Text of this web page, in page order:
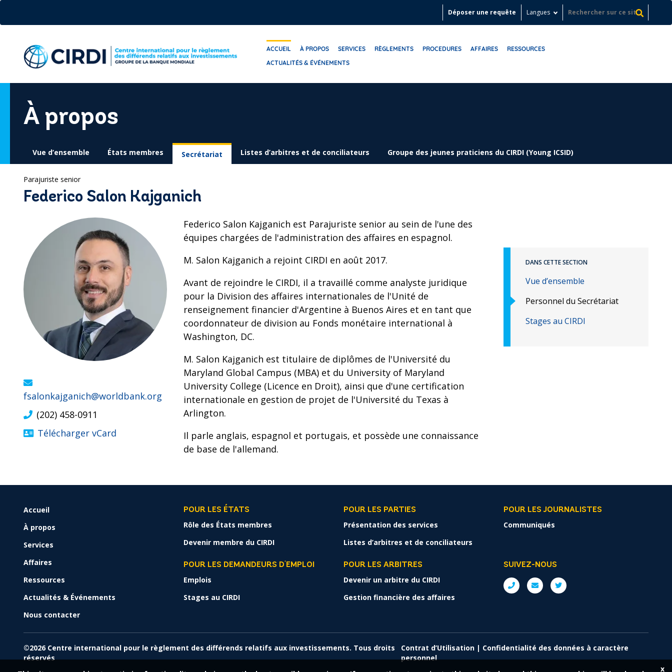
principal
Déposer une requête Langues
ACCUEIL À PROPOS SERVICES RÈGLEMENTS PROCEDURES AFFAIRES
RESSOURCES
ACTUALITÉS & ÉVÉNEMENTS
À propos
Vue d’ensemble États membres Secrétariat Listes d’arbitres et de conciliateurs Groupe des jeunes praticiens du CIRDI (Young ICSID)
Parajuriste senior
Federico Salon Kajganich
Federico Salon Kajganich est Parajuriste senior au sein de l'une des
équipes chargées de l'administration des affaires en espagnol.
M. Salon Kajganich a rejoint CIRDI en août 2017.
Avant de rejoindre le CIRDI, il a travaillé comme analyste juridique
pour la Division des affaires internationales de l'Unité de
renseignement financier d'Argentine à Buenos Aires et en tant que
coordonnateur de division au Fonds monétaire international à
Washington, DC.
M. Salon Kajganich est titulaire de diplômes de l'Université du
Maryland Global Campus (MBA) et du University of Maryland
University College (Licence en Droit), ainsi que d'une certification
internationale en gestion de projet de l'Université du Texas à
Arlington.
Il parle anglais, espagnol et portugais, et possède une connaissance
de base de l'allemand.
fsalonkajganich@worldbank.org
(202) 458-0911
Télécharger vCard
DANS CETTE SECTION
Vue d’ensemble
Personnel du Secrétariat
Stages au CIRDI
FOOTER
Accueil
À propos
Services
Affaires
Ressources
Actualités & Événements
Nous contacter
POUR LES ÉTATS
Rôle des États membres
Devenir membre du CIRDI
POUR LES DEMANDEURS D'EMPLOI
Emplois
Stages au CIRDI
POUR LES PARTIES
Présentation des services
Listes d’arbitres et de conciliateurs
POUR LES ARBITRES
Devenir un arbitre du CIRDI
Gestion financière des affaires
POUR LES JOURNALISTES
Communiqués
SUIVEZ-NOUS
x
©2026 Centre international pour le règlement des différends relatifs aux investissements. Tous droits
réservés
Contrat d’Utilisation | Confidentialité des données à caractère
personnel